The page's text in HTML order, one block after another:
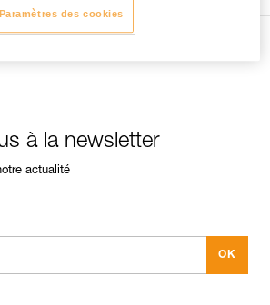
: 1
à la newsletter
actualité
Paramètres des cookies